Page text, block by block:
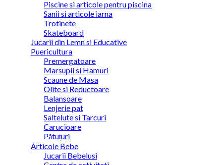
Piscine si articole pentru piscina
Sanii si articole iarna
Trotinete
Skateboard
Jucarii din Lemn si Educative
Puericultura
Premergatoare
Marsupii si Hamuri
Scaune de Masa
Olite si Reductoare
Balansoare
Lenjerie pat
Saltelute si Tarcuri
Carucioare
Pătuțuri
Articole Bebe
Jucarii Bebelusi